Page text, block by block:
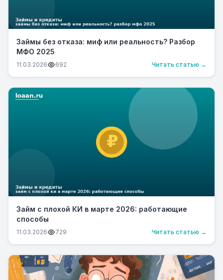
Займы без отказа: миф или реальность? Разбор
МФО 2025
11.03.2026 692 Читать статью →
Займ с плохой КИ в марте 2026: работающие
способы
11.03.2026 729 Читать статью →